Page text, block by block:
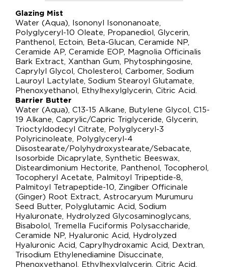
Glazing Mist
Water (Aqua), Isononyl Isononanoate,
Polyglyceryl-10 Oleate, Propanediol, Glycerin,
Panthenol, Ectoin, Beta-Glucan, Ceramide NP,
Ceramide AP, Ceramide EOP, Magnolia Officinalis
Bark Extract, Xanthan Gum, Phytosphingosine,
Caprylyl Glycol, Cholesterol, Carbomer, Sodium
Lauroyl Lactylate, Sodium Stearoyl Glutamate,
Phenoxyethanol, Ethylhexylglycerin, Citric Acid.
Barrier Butter
Water (Aqua), C13-15 Alkane, Butylene Glycol, C15-
19 Alkane, Caprylic/Capric Triglyceride, Glycerin,
Trioctyldodecyl Citrate, Polyglyceryl-3
Polyricinoleate, Polyglyceryl-4
Diisostearate/Polyhydroxystearate/Sebacate,
Isosorbide Dicaprylate, Synthetic Beeswax,
Disteardimonium Hectorite, Panthenol, Tocopherol,
Tocopheryl Acetate, Palmitoyl Tripeptide-8,
Palmitoyl Tetrapeptide-10, Zingiber Officinale
(Ginger) Root Extract, Astrocaryum Murumuru
Seed Butter, Polyglutamic Acid, Sodium
Hyaluronate, Hydrolyzed Glycosaminoglycans,
Bisabolol, Tremella Fuciformis Polysaccharide,
Ceramide NP, Hyaluronic Acid, Hydrolyzed
Hyaluronic Acid, Caprylhydroxamic Acid, Dextran,
Trisodium Ethylenediamine Disuccinate,
Phenoxyethanol, Ethylhexylglycerin, Citric Acid,